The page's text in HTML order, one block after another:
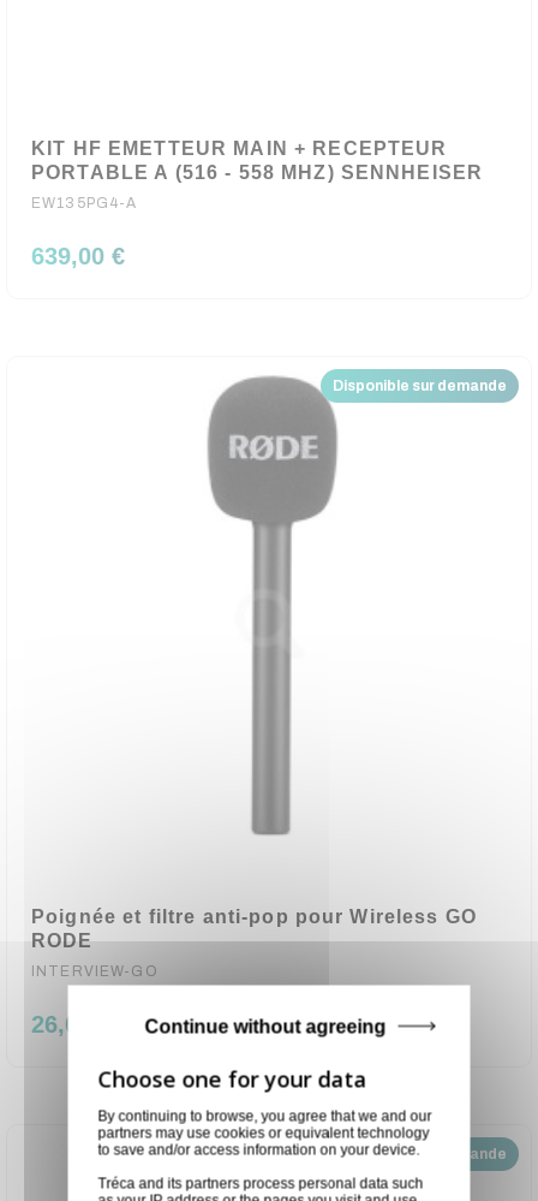
KIT HF EMETTEUR MAIN + RECEPTEUR
PORTABLE A (516 - 558 MHZ) SENNHEISER
EW135PG4-A
639,00 €
Disponible sur demande
Poignée et filtre anti-pop pour Wireless GO
RODE
INTERVIEW-GO
26,00 €
Disponible sur demande
By continuing to browse, you agree that we and our
partners may use cookies or equivalent technology
to save and/or access information on your device.
Tréca and its partners process personal data such
Continue without agreeing